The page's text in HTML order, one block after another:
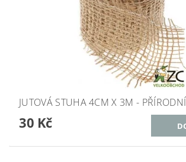
JUTOVÁ STUHA 4CM X 3M - PŘÍRODNÍ
30 Kč